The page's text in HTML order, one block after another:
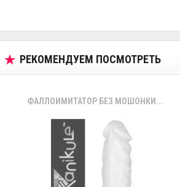
РЕКОМЕНДУЕМ ПОСМОТРЕТЬ
ФАЛЛОИМИТАТОР БЕЗ МОШОНКИ...